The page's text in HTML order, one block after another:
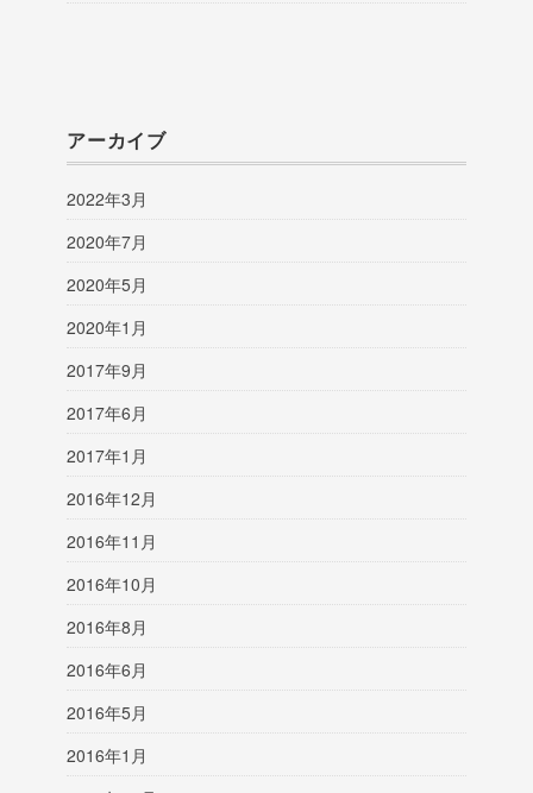
アーカイブ
2022年3月
2020年7月
2020年5月
2020年1月
2017年9月
2017年6月
2017年1月
2016年12月
2016年11月
2016年10月
2016年8月
2016年6月
2016年5月
2016年1月